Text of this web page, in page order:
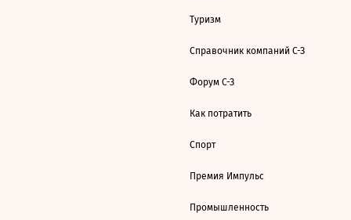
Туризм
Справочник компаний С-З
Форум С-З
Как потратить
Спорт
Премия Импульс
Промышленность